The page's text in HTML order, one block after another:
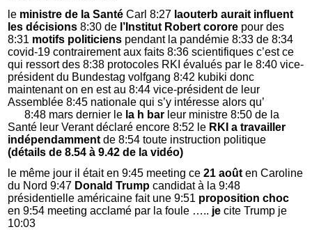
le ministre de la SantéCarl 8:27 laouterb aurait influent
les décisions 8:30 de l’Institut Robert corore pour des
8:31 motifs politiciens pendant la pandémie 8:33 de 8:34
covid-19 contrairement aux faits 8:36 scientifiques c’est ce
qui ressort des 8:38 protocoles RKI évalués par le 8:40 vice-
président du Bundestag volfgang 8:42 kubiki donc
maintenant on en est au 8:44 vice-président de leur
Assemblée 8:45 nationale qui s’y intéresse alors qu’
8:48 mars dernier le la h bar leur ministre 8:50 de la
Santé leur Verant déclaré encore 8:52 le RKI a travailler
indépendamment de 8:54 toute instruction politique
(détails de 8.54 à 9.42 de la vidéo)
le même jour il était en 9:45 meeting ce21 août en Caroline
du Nord 9:47 Donald Trump candidat à la 9:48
présidentielle américaine fait une 9:51 proposition choc
en 9:54 meeting acclamé par la foule ….. je cite Trump je
10:03